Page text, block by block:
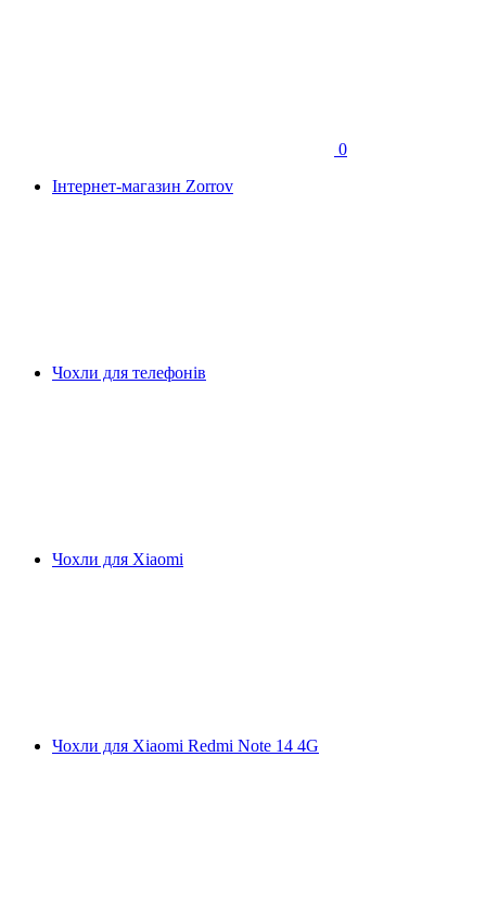
0
Інтернет-магазин Zorrov
Чохли для телефонів
Чохли для Xiaomi
Чохли для Xiaomi Redmi Note 14 4G